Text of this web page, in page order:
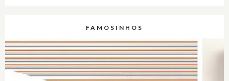
FAMOSINHOS